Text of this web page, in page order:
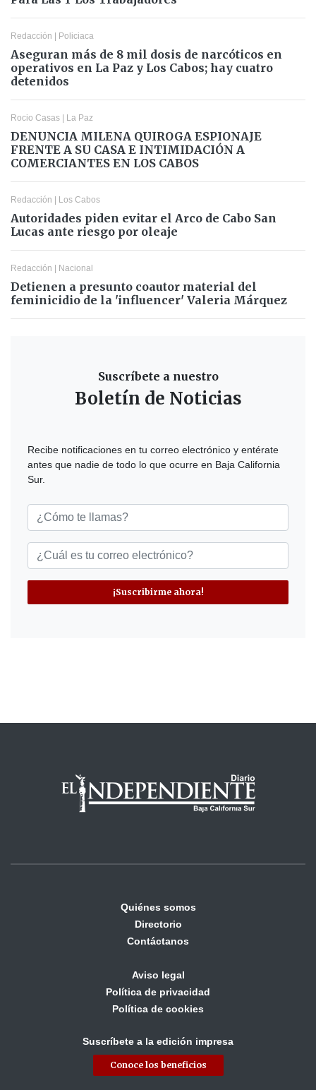
Redacción | Policiaca
Aseguran más de 8 mil dosis de narcóticos en
operativos en La Paz y Los Cabos; hay cuatro
detenidos
Rocio Casas | La Paz
DENUNCIA MILENA QUIROGA ESPIONAJE
FRENTE A SU CASA E INTIMIDACIÓN A
COMERCIANTES EN LOS CABOS
Redacción | Los Cabos
Autoridades piden evitar el Arco de Cabo San
Lucas ante riesgo por oleaje
Redacción | Nacional
Detienen a presunto coautor material del
feminicidio de la 'influencer' Valeria Márquez
Suscríbete a nuestro
Boletín de Noticias
Recibe notificaciones en tu correo electrónico y entérate
antes que nadie de todo lo que ocurre en Baja California
Sur.
¡Suscribirme ahora!
Quiénes somos
Directorio
Contáctanos
Aviso legal
Política de privacidad
Política de cookies
Suscríbete a la edición impresa
Conoce los beneficios